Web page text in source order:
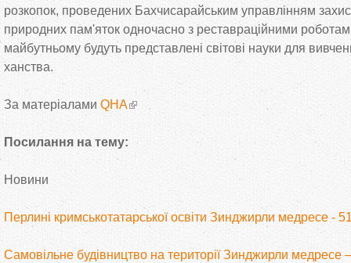
розкопок, проведених Бахчисарайським управлінням
природних пам'яток одночасно з реставраційними
майбутньому будуть представлені світові науки для
ханства.
За матеріалами QHA
Посилання на тему:
Новини
Перлині кримськотатарської освіти Зинджирли медресе -
Самовільне будівництво на території Зинджирли медресе